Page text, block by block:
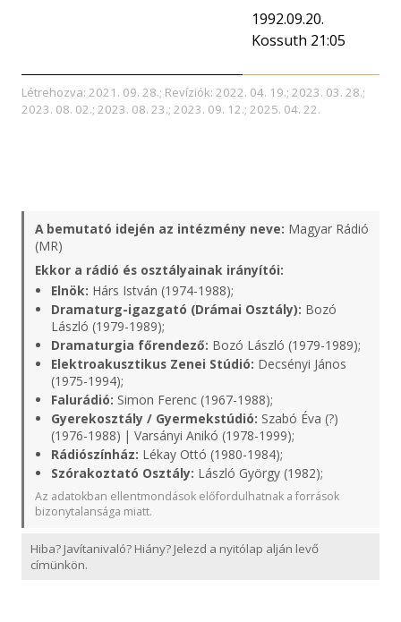
1992.09.20.
Kossuth 21:05
Létrehozva: 2021. 09. 28.; Revíziók: 2022. 04. 19.; 2023. 03. 28.;
2023. 08. 02.; 2023. 08. 23.; 2023. 09. 12.; 2025. 04. 22.
A bemutató idején az intézmény neve: Magyar Rádió
(MR)
Ekkor a rádió és osztályainak irányítói:
Elnök: Hárs István (1974-1988);
Dramaturg-igazgató (Drámai Osztály): Bozó
László (1979-1989);
Dramaturgia főrendező: Bozó László (1979-1989);
Elektroakusztikus Zenei Stúdió: Decsényi János
(1975-1994);
Falurádió: Simon Ferenc (1967-1988);
Gyerekosztály / Gyermekstúdió: Szabó Éva (?)
(1976-1988) | Varsányi Anikó (1978-1999);
Rádiószínház: Lékay Ottó (1980-1984);
Szórakoztató Osztály: László György (1982);
Az adatokban ellentmondások előfordulhatnak a források
bizonytalansága miatt.
Hiba? Javítanivaló? Hiány? Jelezd a nyitólap alján levő
címünkön.